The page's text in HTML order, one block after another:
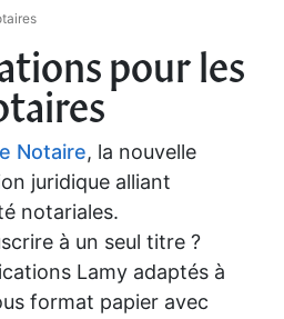
pour les
Notaire, la nouvelle
juridique alliant
notariales.
à un seul titre ?
Lamy adaptés à
format papier avec